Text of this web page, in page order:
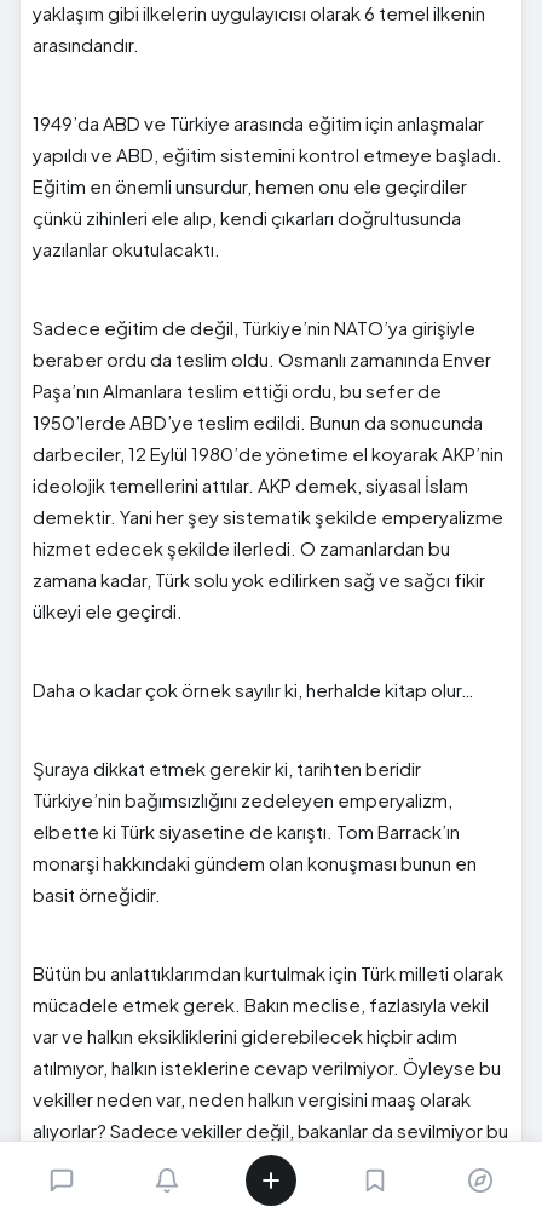
yaklaşım gibi ilkelerin uygulayıcısı olarak 6 temel ilkenin
arasındandır.
1949’da ABD ve Türkiye arasında eğitim için anlaşmalar
yapıldı ve ABD, eğitim sistemini kontrol etmeye başladı.
Eğitim en önemli unsurdur, hemen onu ele geçirdiler
çünkü zihinleri ele alıp, kendi çıkarları doğrultusunda
yazılanlar okutulacaktı.
Sadece eğitim de değil, Türkiye’nin NATO’ya girişiyle
beraber ordu da teslim oldu. Osmanlı zamanında Enver
Paşa’nın Almanlara teslim ettiği ordu, bu sefer de
1950’lerde ABD’ye teslim edildi. Bunun da sonucunda
darbeciler, 12 Eylül 1980’de yönetime el koyarak AKP’nin
ideolojik temellerini attılar. AKP demek, siyasal İslam
demektir. Yani her şey sistematik şekilde emperyalizme
hizmet edecek şekilde ilerledi. O zamanlardan bu
zamana kadar, Türk solu yok edilirken sağ ve sağcı fikir
ülkeyi ele geçirdi.
Daha o kadar çok örnek sayılır ki, herhalde kitap olur…
Şuraya dikkat etmek gerekir ki, tarihten beridir
Türkiye’nin bağımsızlığını zedeleyen emperyalizm,
elbette ki Türk siyasetine de karıştı. Tom Barrack’ın
monarşi hakkındaki gündem olan konuşması bunun en
basit örneğidir.
Bütün bu anlattıklarımdan kurtulmak için Türk milleti olarak
mücadele etmek gerek. Bakın meclise, fazlasıyla vekil
var ve halkın eksikliklerini giderebilecek hiçbir adım
atılmıyor, halkın isteklerine cevap verilmiyor. Öyleyse bu
vekiller neden var, neden halkın vergisini maaş olarak
alıyorlar? Sadece vekiller değil, bakanlar da sevilmiyor bu
ülkede, çünkü attıkları yanlış adımlar insanları bıktırıyor.
Çözüm üretmiyorlar.